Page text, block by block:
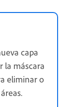
capa
la máscara
eliminar o